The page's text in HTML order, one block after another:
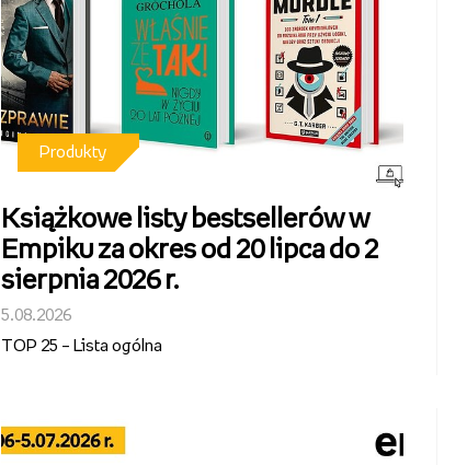
Produkty
Książkowe listy bestsellerów w
Empiku za okres od 20 lipca do 2
sierpnia 2026 r.
5.08.2026
TOP 25 – Lista ogólna